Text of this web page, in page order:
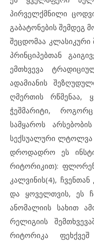
პირველქმნილი
გაბატონების შემდეგ
შეცდომაა კლასიკური
პრინციპებთან
ემთხვევა
ადამიანის
ღმერთის რწმენაა,
ჭეშმარიტი,
სამყაროს
სექსუალური ლტოლვა
დროდადრო ეს
რიტორიკით):
კალვინის(4),
და ყოველთვის, ეს
ანომალიის სახით
რელიგიის
რიტორიკა